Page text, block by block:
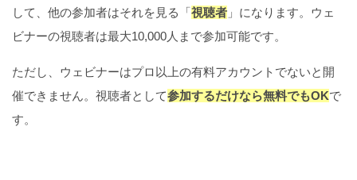
して、他の参加者はそれを見る「視聴者 」になります。ウェ
ビナーの視聴者は最大10,000人まで参加可能です。
ただし、ウェビナーはプロ以上の有料アカウントでないと開
催できません。視聴者として参加するだけなら無料でもOKで
す。